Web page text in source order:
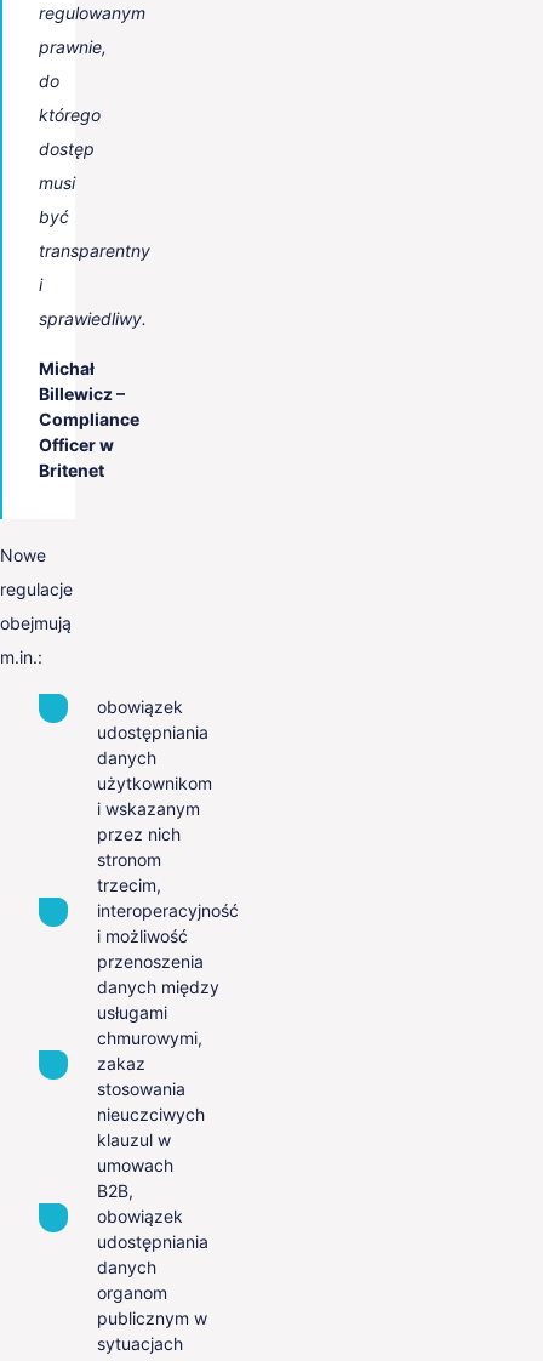
regulowanym
prawnie,
do
którego
dostęp
musi
być
transparentny
i
sprawiedliwy.
Michał
Billewicz –
Compliance
Officer w
Britenet
Nowe
regulacje
obejmują
m.in.:
obowiązek
udostępniania
danych
użytkownikom
i wskazanym
przez nich
stronom
trzecim,
interoperacyjność
i możliwość
przenoszenia
danych między
usługami
chmurowymi,
zakaz
stosowania
nieuczciwych
klauzul w
umowach
B2B,
obowiązek
udostępniania
danych
organom
publicznym w
sytuacjach